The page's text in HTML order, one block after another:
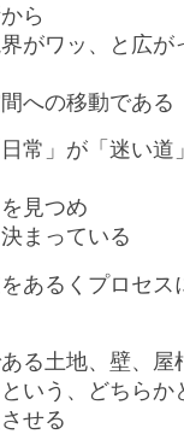
ら
がワッ、と広
への移動である
常」が「迷い道
見つめ
まっている
あるくプロセ
る土地、壁、屋
いう、どちらか
せる